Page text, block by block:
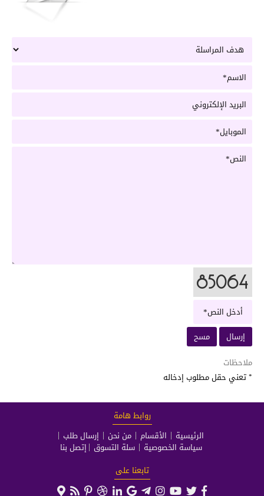
ملاحظات
* تعني حقل مطلوب إدخاله
روابط هامة
الرئيسية
الأقسام من نحن
إرسال طلب
سياسة الخصوصية
سلة التسوق إتصل بنا
تابعنا على